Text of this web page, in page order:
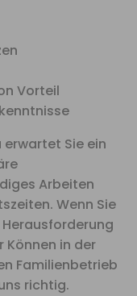
Vorteil
Sie ein
Arbeiten
Wenn Sie
Können in der
Familienbetrieb
richtig.